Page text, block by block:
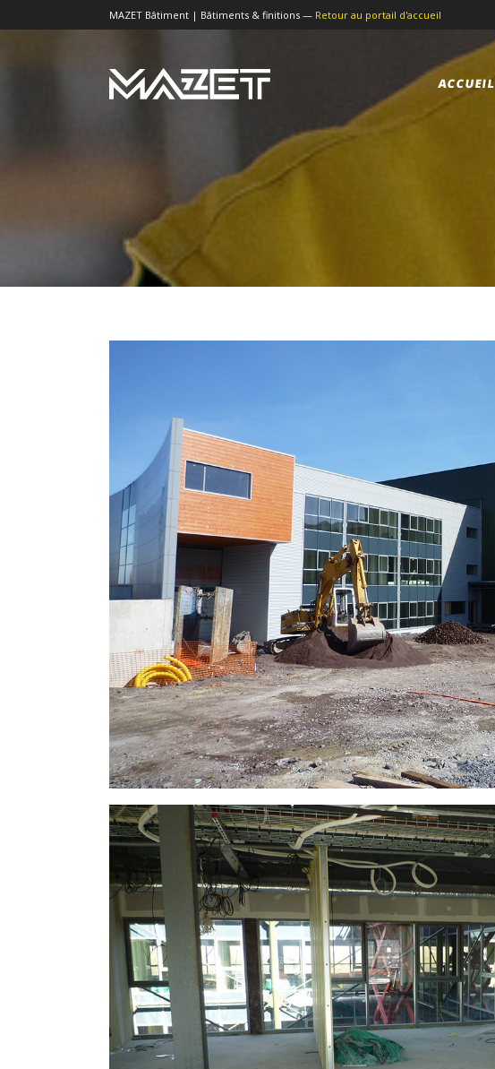
MAZET Bâtiment | Bâtiments & finitions — Retour au portail d'accueil
ACCUEIL